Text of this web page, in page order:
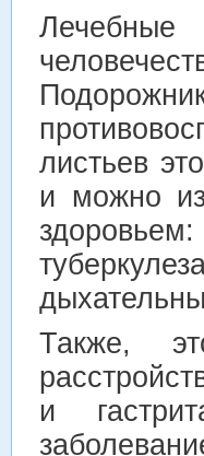
Лечебные
листьев
и можно
Также,
и